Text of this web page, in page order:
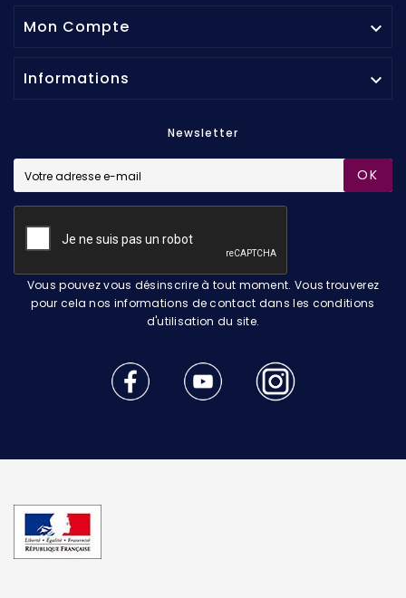
Mon Compte 
Informations 
Newsletter
OK
Vous pouvez vous désinscrire à tout moment. Vous trouverez
pour cela nos informations de contact dans les conditions
d'utilisation du site.